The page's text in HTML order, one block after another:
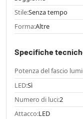
Stile:Senza tempo
Forma:Altre
Specifiche
Potenza del fascio
LED:Sì
Numero di luci:2
Attacco:LED